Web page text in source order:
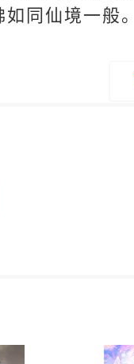
同仙境一般。